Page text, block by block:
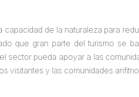
de la naturaleza para
que gran parte del turismo se
sector pueda apoyar a las
visitantes y las comunidades